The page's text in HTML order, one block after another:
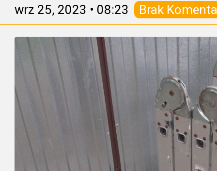
wrz 25, 2023 • 08:23 Brak